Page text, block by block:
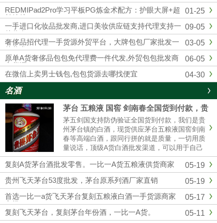
新视角的引......
01-25
REDMIPad2Pro学习平板PG炼金术配方：护眼大屏+超
长续航
09-05
一手进口化妆品批发商,进口美妆供应链支持代理支持一
件代发
03-05
奢侈品招代理一手货源外贸平台，大牌包包厂家批发一
件代发
06-05
原单A货奢侈品包包免代理费一件代发,外贸包包批发商
家货源
04-30
在微信上卖男士钱包,包包货源去哪找便宜
名酒
茅台 五粮液 国窖 剑南春全国货到付款，贵
州茅台全系列厂家批发
茅五剑国支持防伪验证全国货到付款，我们是贵
州茅台镇的白酒，现货供应茅台五粮液国窖剑南
春等高端白酒，跟同行拼的就是质量，一切用质
量说话，顶级A货白酒批发渠道，可以用于自己
收藏，可以用来送礼，可以用于请客宴请，可以
用于自饮，可以用来转卖，欢迎实体店和电商带
货的老板合作，找白酒批发渠道，一定要选择靠
谱的厂 家，选择我们贵州酱香酒业，绝对可靠。
05-19
复刻A货茅台酒批发零售。一比一A货五粮液供货商家
05-19
贵州飞天茅台53度批发，茅台原系列酒厂家直销
05-17
首选一比一a货飞天茅台复刻五粮液白酒一手货源商家
市场
05-11
复刻飞天茅台，复刻茅台年份酒，一比一A货。